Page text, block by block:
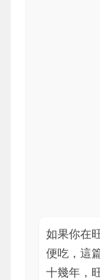
如果你在
便吃，這
十幾年，